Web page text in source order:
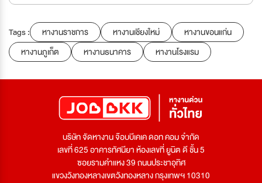
Tags : หางานราชการ หางานเชียงใหม่
หางานขอนแก่น
หางานภูเก็ต
หางานธนาคาร หางานโรงแรม
บริษัท จัดหางาน จ๊อบบีเคเค ดอท คอม จำกัด
เลขที่ 625 อาคารทัศนียา ห้องเลขที่ ยูนิต ดี ชั้น 5
ซอยรามคำแหง 39 ถนนประชาอุทิศ
แขวงวังทองหลางเขตวังทองหลาง กรุงเทพฯ 10310